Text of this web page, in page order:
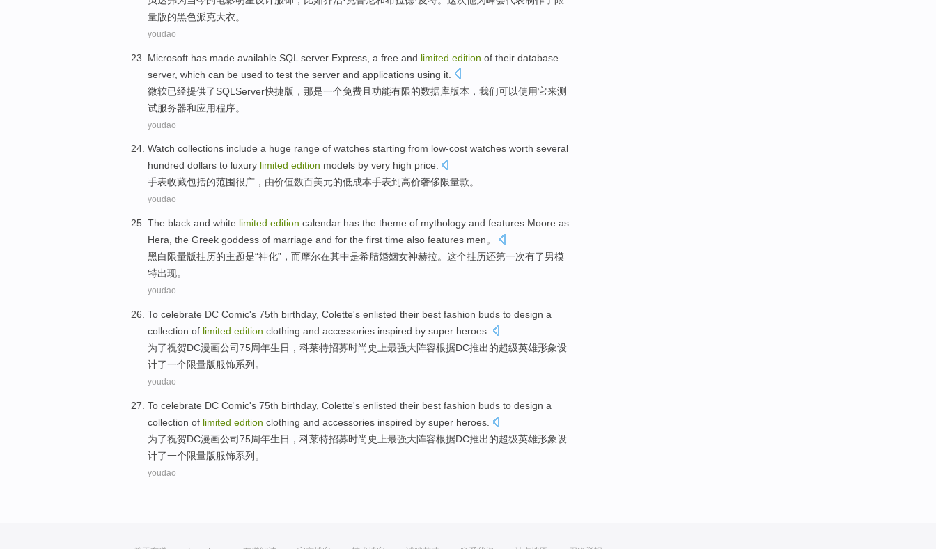
量版的黑色派克大衣。
youdao
Microsoft has made available SQL server Express a free and limited edition of their database
server, which can be used to test the server and applications using it
微软已经提供了SQL Server快捷版 ，那是一个免费且功能有限的数据库版本，我们可以使用它来测
试服务器和应用程序。
youdao
Watch collections include a huge range of watches starting from low-cost watches worth several
hundred dollars to luxury limited edition models by very high price.
手表收藏包括的范围很广， 由价值数百美元的低成本手表到高价奢侈限量款。
youdao
The black and white limited edition calendar has the theme of mythology and features Moore as
Hera the Greek goddess of marriage and for the first time also features men。
黑白 限量版挂历的主题是“神化”， 而摩尔在其中是希腊婚姻女神赫拉。 这个挂历还第一次有了男模
特出现。
youdao
To celebrate DC Comic's 75th birthday, Colette's enlisted their best fashion buds to design a
collection of limited edition clothing and accessories inspired by super heroes
为了祝贺DC漫画公司75周年生日 ，科莱特招募时尚 史上最强大阵容根据DC推出的超级英雄形象设
计了一个限量版服饰系列。
youdao
To celebrate DC Comic's 75th birthday, Colette's enlisted their best fashion buds to design a
collection of limited edition clothing and accessories inspired by super heroes
为了祝贺DC漫画公司75周年生日 ，科莱特招募时尚 史上最强大阵容根据DC推出的超级英雄形象设
计了一个限量版服饰系列。
youdao